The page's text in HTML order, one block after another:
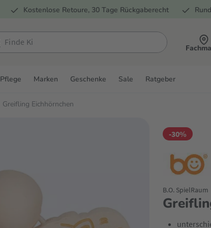
Kostenlose Retoure, 30 Tage Rückgaberecht
Pflege Marken Geschenke Sale Ratgeber
Greifling Eichhörnchen
-30%
B.O. SpielRaum